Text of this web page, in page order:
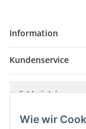
Information
Kundenservice
Bitte senden Sie mir
Wie wir